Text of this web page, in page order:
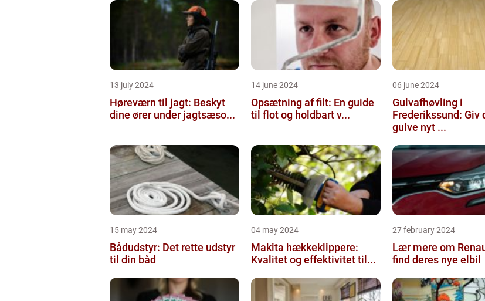
13 july 2024
Høreværn til jagt: Beskyt
dine ører under jagtsæso...
14 june 2024
Opsætning af filt: En guide
til flot og holdbart v...
06 june 2024
Gulvafhøvling i
Frederikssund: Giv
gulve nyt ...
15 may 2024
Bådudstyr: Det rette udstyr
til din båd
04 may 2024
Makita hækkeklippere:
Kvalitet og effektivitet til...
27 february 2024
Lær mere om
find deres nye elbil